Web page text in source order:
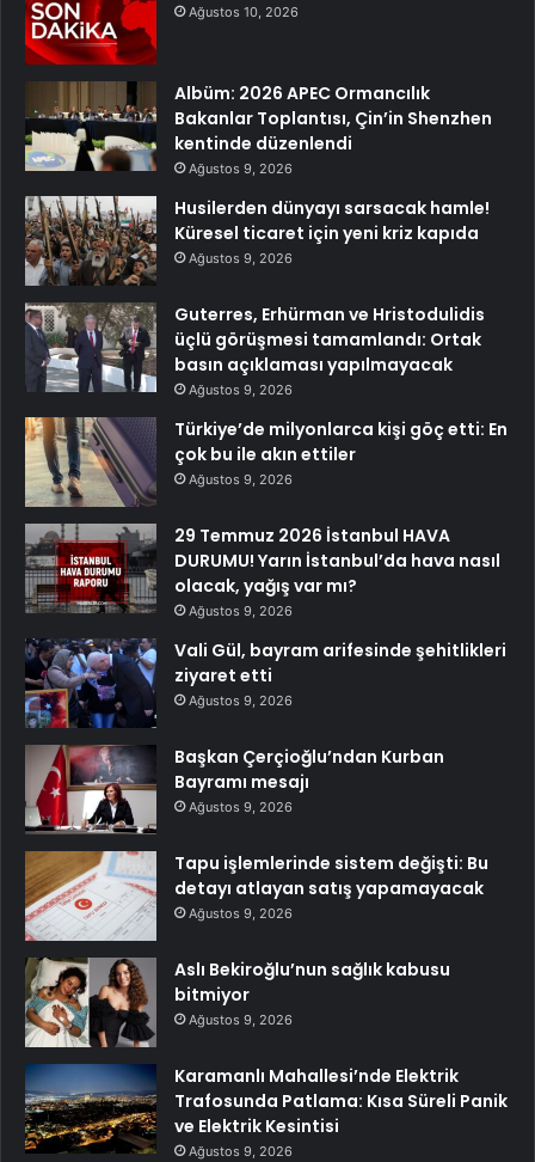
Ağustos 10, 2026
Albüm: 2026 APEC Ormancılık
Bakanlar Toplantısı, Çin’in Shenzhen
kentinde düzenlendi
Ağustos 9, 2026
Husilerden dünyayı sarsacak hamle!
Küresel ticaret için yeni kriz kapıda
Ağustos 9, 2026
Guterres, Erhürman ve Hristodulidis
üçlü görüşmesi tamamlandı: Ortak
basın açıklaması yapılmayacak
Ağustos 9, 2026
Türkiye’de milyonlarca kişi göç etti: En
çok bu ile akın ettiler
Ağustos 9, 2026
29 Temmuz 2026 İstanbul HAVA
DURUMU! Yarın İstanbul’da hava nasıl
olacak, yağış var mı?
Ağustos 9, 2026
Vali Gül, bayram arifesinde şehitlikleri
ziyaret etti
Ağustos 9, 2026
Başkan Çerçioğlu’ndan Kurban
Bayramı mesajı
Ağustos 9, 2026
Tapu işlemlerinde sistem değişti: Bu
detayı atlayan satış yapamayacak
Ağustos 9, 2026
Aslı Bekiroğlu’nun sağlık kabusu
bitmiyor
Ağustos 9, 2026
Karamanlı Mahallesi’nde Elektrik
Trafosunda Patlama: Kısa Süreli Panik
ve Elektrik Kesintisi
Ağustos 9, 2026